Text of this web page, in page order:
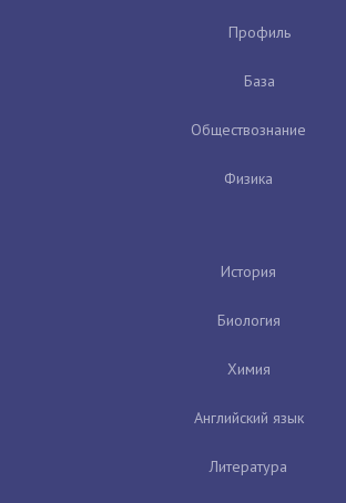
Профиль
База
Обществознание
Физика
История
Биология
Химия
Английский язык
Литература